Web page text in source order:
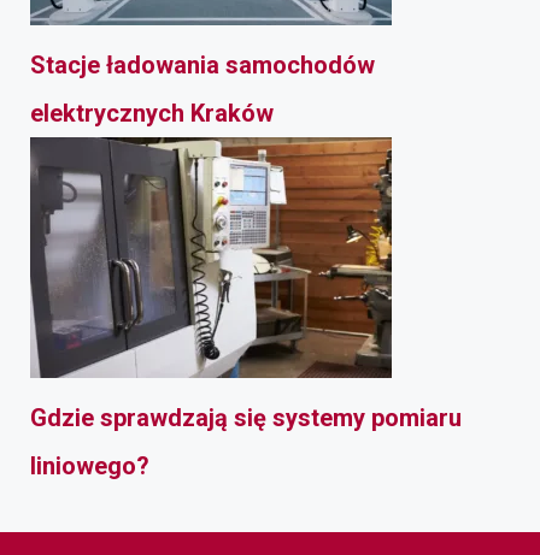
Stacje ładowania samochodów
elektrycznych Kraków
Gdzie sprawdzają się systemy pomiaru
liniowego?